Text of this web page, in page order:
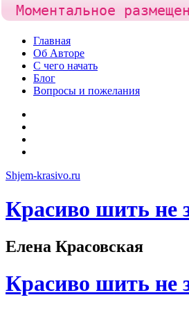
Skip
content
Главная
Об Авторе
С чего начать
Блог
Вопросы и пожелания
Shjem-krasivo.ru
Красиво шить не
Елена Красовская
Красиво шить не
Моментальное